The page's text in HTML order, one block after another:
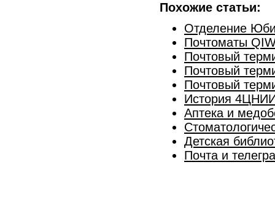
Похожие статьи:
Отделение
Почтоматы
Почтовый
Почтовый
Почтовый
История
Аптека и
Детская
Почта и